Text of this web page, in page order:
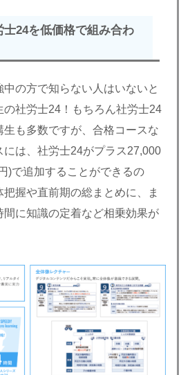
24を低価格で組み合わ
の方で知らない人はいないと
の社労士24！もちろん社労士24
生も多数ですが、合格コースな
には、社労士24がプラス27,000
)で追加することができるの
握や直前期の総まとめに、ま
間に知識の定着など相乗効果が